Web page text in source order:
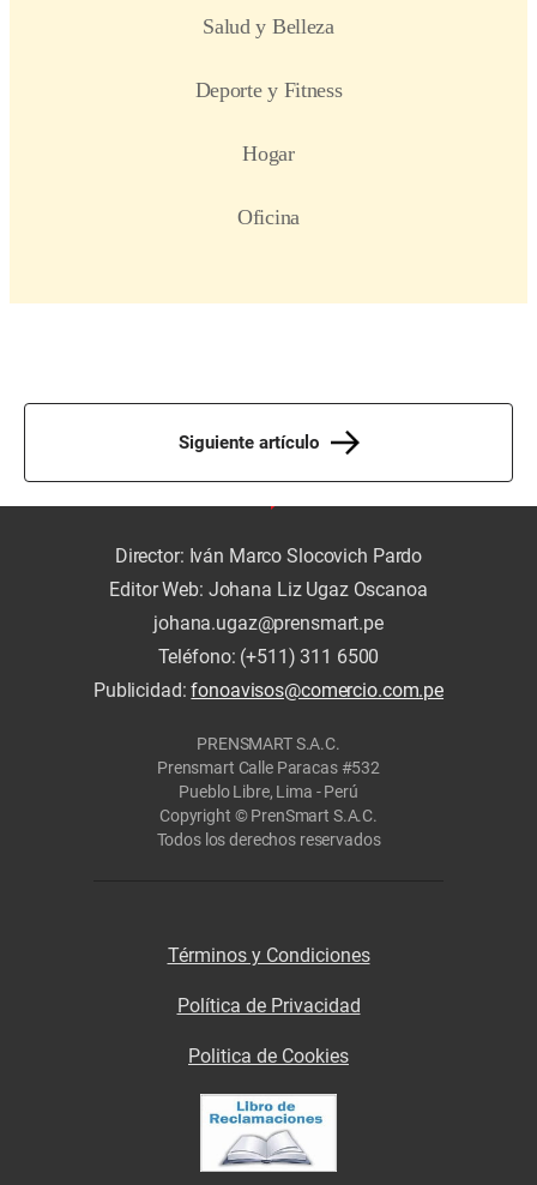
Siguiente artículo
Director: Iván Marco Slocovich Pardo
Editor Web: Johana Liz Ugaz Oscanoa
johana.ugaz@prensmart.pe
Teléfono: (+511) 311 6500
Publicidad:fonoavisos@comercio.com.pe
PRENSMART S.A.C.
Prensmart Calle Paracas #532
Pueblo Libre, Lima - Perú
Copyright © PrenSmart S.A.C.
Todos los derechos reservados
Términos y Condiciones
Política de Privacidad
Politica de Cookies